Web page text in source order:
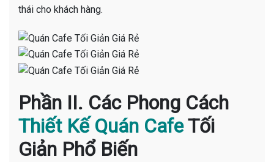
thái cho khách hàng.
Phần II. Các Phong Cách
Thiết Kế Quán CafeTối
Giản Phổ Biến